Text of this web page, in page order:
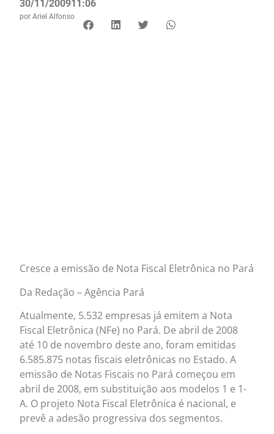
30/11/200911:06
por Ariel Alfonso
Cresce a emissão de Nota Fiscal Eletrônica no Pará
Da Redação – Agência Pará
Atualmente, 5.532 empresas já emitem a Nota
Fiscal Eletrônica (NFe) no Pará. De abril de 2008
até 10 de novembro deste ano, foram emitidas
6.585.875 notas fiscais eletrônicas no Estado. A
emissão de Notas Fiscais no Pará começou em
abril de 2008, em substituição aos modelos 1 e 1-
A. O projeto Nota Fiscal Eletrônica é nacional, e
prevê a adesão progressiva dos segmentos.